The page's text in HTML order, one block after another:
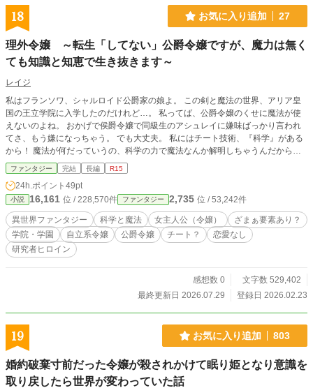
18 お気に入り追加 27
理外令嬢 ～転生「してない」公爵令嬢ですが、魔力は無く
ても知識と知恵で生き抜きます～
レイジ
私はフランソワ、シャルロイド公爵家の娘よ。 この剣と魔法の世界、アリア皇
国の王立学院に入学したのだけれど…。 私ってば、公爵令嬢のくせに魔法が使
えないのよね。 おかげで侯爵令嬢で同級生のアシュレイに嫌味ばっかり言われ
てさ、もう嫌になっちゃう。 でも大丈夫。 私にはチート技術、『科学』がある
から！ 魔法が何だっていうの、科学の力で魔法なんか解明しちゃうんだから！
なんて思っていたんだけど。 目の前に現れた、魔力９９９９、属性不明のホン
トのチート、黒髪のシオンが現れたの。 丁度毎年恒例の王立学院魔法大会があ
るから、そこでデータを取らせてもらうわ！ ライバルは学院最強の魔導士、ア
シュレイの兄でレクターのギリアム。 でもねぇ。 こういうお話ってトラブルが
つきものなのよね…。 なんて！ 第一章はちゃんと『学園モノ』なのだけれ
ど、第二章はなぜか冒険ものになったわ。 だって、私の研究を完成させるの
に、フィヨルド王国（外国よ）にある『蛍石』が必要なのだもの！ 私の夏休
み、ぜーんぶ冒険で消えてしまったわ。 こういう夏休みも楽しいわよね。 問題
『小説家になろう』および『カクヨム』でも連載しています
ファンタジー 完結 長編 R15
24h.ポイント 49pt
小説 16,161 位 / 228,570件 ファンタジー 2,735 位 / 53,242件
異世界ファンタジー 科学と魔法 女主人公（令嬢）
ざまぁ要素あり？
学院・学園
自立系令嬢 公爵令嬢 チート？
恋愛なし
研究者ヒロイン
感想数 0
文字数 529,402
最終更新日 2026.07.29
登録日 2026.02.23
19 お気に入り追加 803
婚約破棄寸前だった令嬢が殺されかけて眠り姫となり意識を
取り戻したら世界が変わっていた話